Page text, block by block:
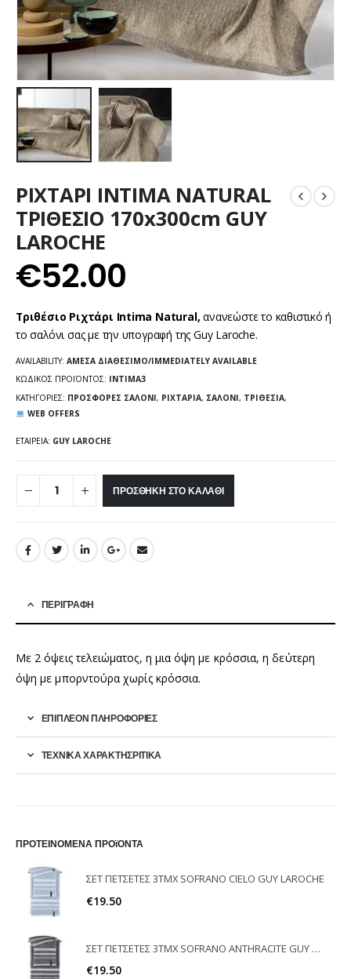
ΡΙΧΤΑΡΙ INTIMA NATURAL
ΤΡΙΘΕΣΙΟ 170x300cm GUY
LAROCHE
€52.00
Τριθέσιο Ριχτάρι Intima Natural, ανανεώστε το καθιστικό ή
το σαλόνι σας με την υπογραφή της Guy Laroche.
AVAILABILITY: ΆΜΕΣΑ ΔΙΑΘΈΣΙΜΟ/IMMEDIATELY AVAILABLE
ΚΩΔΙΚΌΣ ΠΡΟΪΌΝΤΟΣ: INTIMA3
ΚΑΤΗΓΟΡΊΕΣ: ΠΡΟΣΦΟΡΈΣ ΣΑΛΌΝΙ, ΡΙΧΤΆΡΙΑ, ΣΑΛΌΝΙ, ΤΡΙΘΈΣΙΑ,
WEB OFFERS
ΕΤΑΙΡΕΊΑ: GUY LAROCHE
ΠΡΟΣΘΉΚΗ ΣΤΟ ΚΑΛΆΘΙ
ΠΕΡΙΓΡΑΦΉ
Με 2 όψεις τελειώματος, η μια όψη με κρόσσια, η δεύτερη
όψη με μπορντούρα χωρίς κρόσσια.
ΕΠΙΠΛΈΟΝ ΠΛΗΡΟΦΟΡΊΕΣ
ΤΕΧΝΙΚΑ ΧΑΡΑΚΤΗΣΡΙΤΙΚΑ
ΠΡΟΤΕΙΝΟΜΕΝΑ ΠΡΟϊΟΝΤΑ
ΣΕΤ ΠΕΤΣΕΤΕΣ 3ΤΜΧ SOFRANO CIELO GUY LAROCHE
€19.50
ΣΕΤ ΠΕΤΣΕΤΕΣ 3ΤΜΧ SOFRANO ANTHRACITE GUY LAROCHE
€19.50